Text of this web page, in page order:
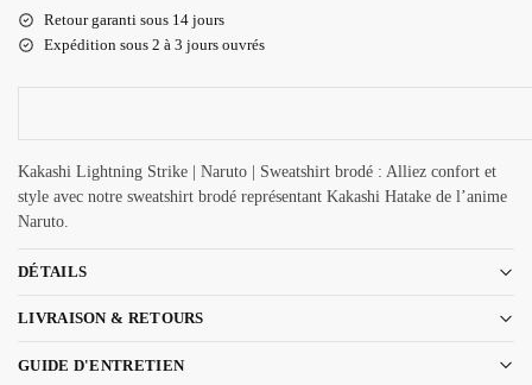
Retour garanti sous 14 jours
Expédition sous 2 à 3 jours ouvrés
Kakashi Lightning Strike | Naruto | Sweatshirt brodé : Alliez confort et
style avec notre sweatshirt brodé représentant Kakashi Hatake de l’anime
Naruto.
DÉTAILS
LIVRAISON & RETOURS
GUIDE D'ENTRETIEN